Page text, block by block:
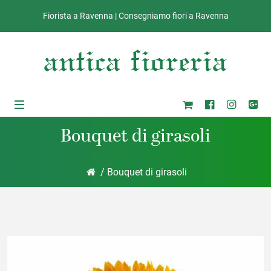
Fiorista a Ravenna | Consegniamo fiori a Ravenna
Bouquet di girasoli
/ Bouquet di girasoli